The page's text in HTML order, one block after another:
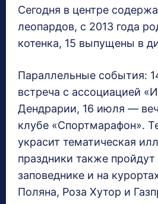
Сегодня в центре
леопардов, с 2013 года
котенка, 15 выпущены в
Параллельные события:
встреча с ассоциацией
Дендрарии, 16 июля —
клубе «Спортмарафон».
украсит тематическая
праздники также
заповеднике и на
Поляна, Роза Хутор и